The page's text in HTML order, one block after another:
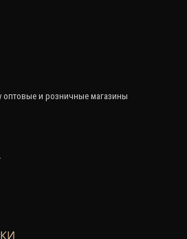
оптовые и розничные магазины